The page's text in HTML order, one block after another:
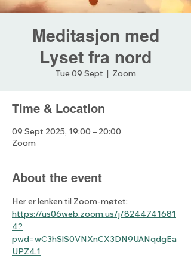
Meditasjon med
Lyset fra nord
Tue 09 Sept
  |
Zoom
Time & Location
09 Sept 2025, 19:00 – 20:00
Zoom
About the event
Her er lenken til Zoom-møtet:
https://us06web.zoom.us/j/8244741681
4?
pwd=wC3hSlS0VNXnCX3DN9UANqdgEa
UPZ4.1